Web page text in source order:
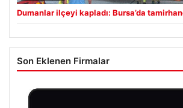
Dumanlar ilçeyi kapladı: Bursa’da
Son Eklenen Firmalar